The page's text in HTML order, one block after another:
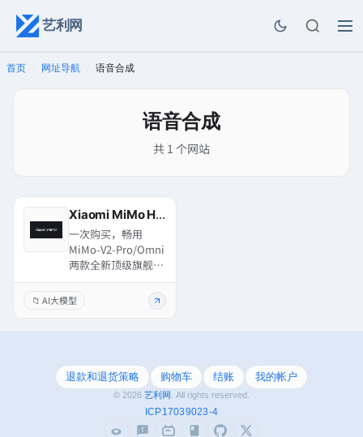
艺利网
首页 网址导航 语音合成
语音合成
共 1 个网站
Xiaomi MiMo Home
一次购买，畅用
MiMo-V2-Pro/Omni
两款全新顶级旗舰模
档位套餐限时免费。
📁 AI大模型
退款和退货策略 购物车 结账 我的帐户
© 2026 艺利网 . All rights reserved.
ICP17039023-4